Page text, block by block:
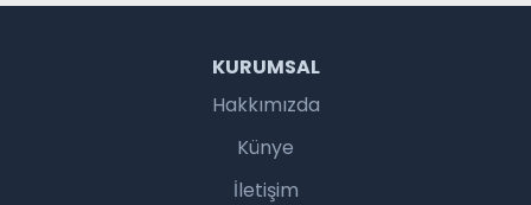
KURUMSAL
Hakkımızda
Künye
İletişim